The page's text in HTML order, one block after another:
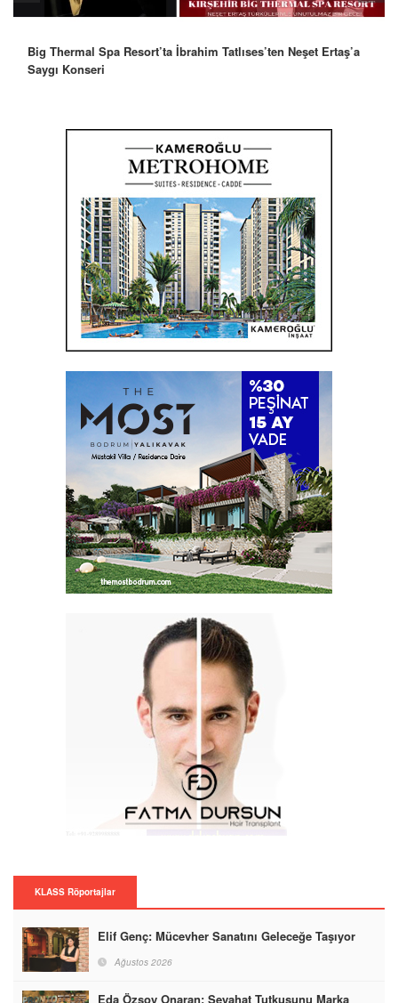
Big Thermal Spa Resort’ta İbrahim Tatlıses’ten Neşet Ertaş’a
Saygı Konseri
Robbie Williams’tan İstanbul’a Mesaj: “Unutulmaz Bir Gece
Olacak”
KLASS Röportajlar
Elif Genç: Mücevher Sanatını Geleceğe Taşıyor
Ağustos 2026
Eda Özsoy Onaran: Seyahat Tutkusunu Marka